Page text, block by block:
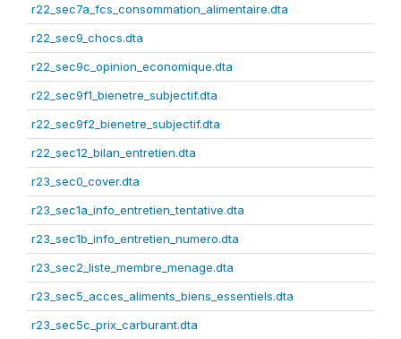
r22_sec7a_fcs_consommation_alimentaire.dta
r22_sec9_chocs.dta
r22_sec9c_opinion_economique.dta
r22_sec9f1_bienetre_subjectif.dta
r22_sec9f2_bienetre_subjectif.dta
r22_sec12_bilan_entretien.dta
r23_sec0_cover.dta
r23_sec1a_info_entretien_tentative.dta
r23_sec1b_info_entretien_numero.dta
r23_sec2_liste_membre_menage.dta
r23_sec5_acces_aliments_biens_essentiels.dta
r23_sec5c_prix_carburant.dta